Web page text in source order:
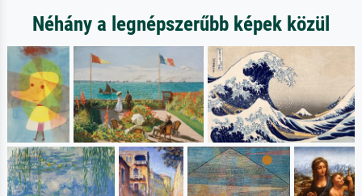
Néhány a legnépszerűbb képek közül